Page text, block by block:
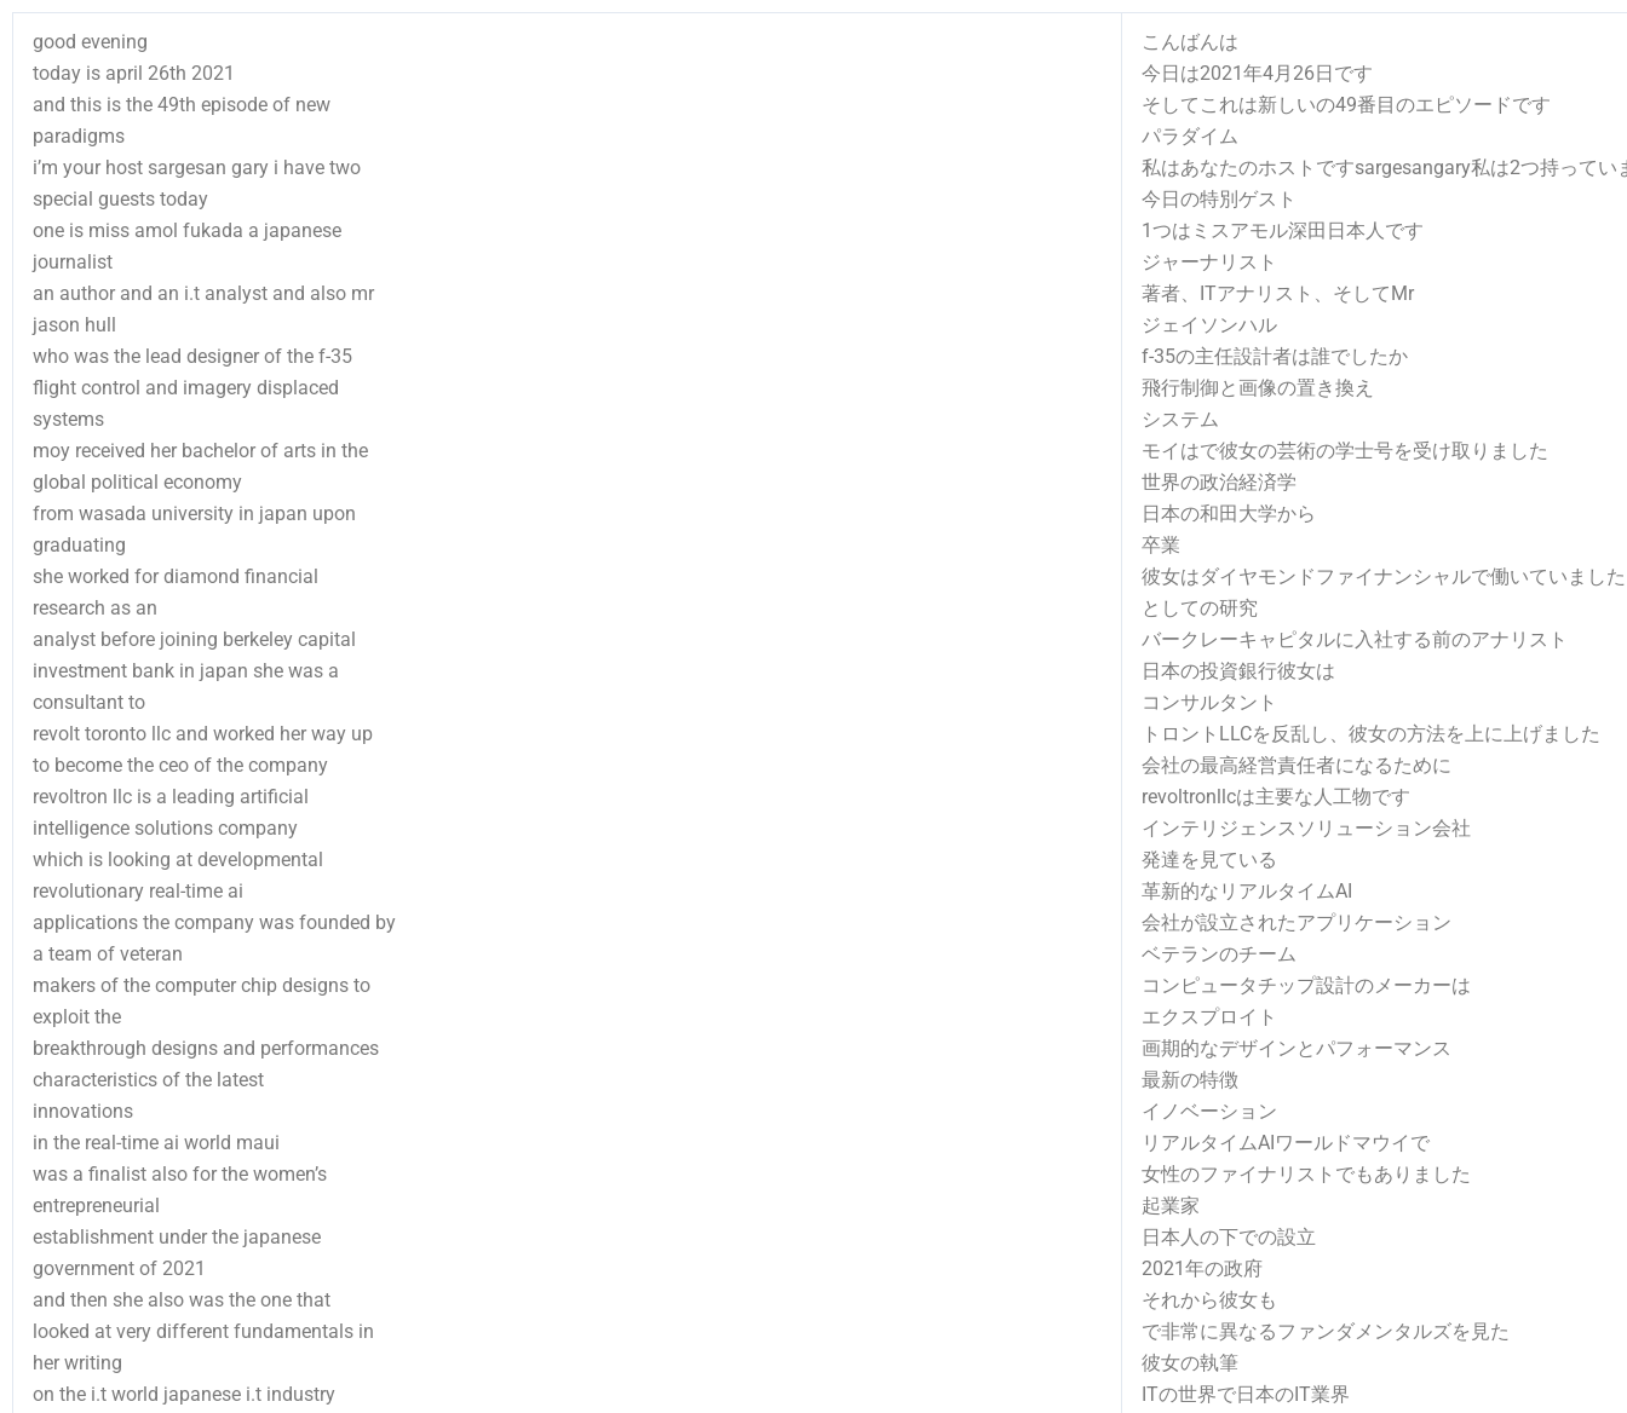
good evening
today is april 26th 2021
and this is the 49th episode of new
paradigms
i’m your host sargesan gary i have two
special guests today
one is miss amol fukada a japanese
journalist
an author and an i.t analyst and also mr
jason hull
who was the lead designer of the f-35
flight control and imagery displaced
systems
moy received her bachelor of arts in the
global political economy
from wasada university in japan upon
graduating
she worked for diamond financial
research as an
analyst before joining berkeley capital
investment bank in japan she was a
consultant to
revolt toronto llc and worked her way up
to become the ceo of the company
revoltron llc is a leading artificial
intelligence solutions company
which is looking at developmental
revolutionary real-time ai
applications the company was founded by
a team of veteran
makers of the computer chip designs to
exploit the
breakthrough designs and performances
characteristics of the latest
innovations
in the real-time ai world maui
was a finalist also for the women’s
entrepreneurial
establishment under the japanese
government of 2021
and then she also was the one that
looked at very different fundamentals in
her writing
on the i.t world japanese i.t industry
こんばんは
今日は2021年4月26日です
そしてこれは新しいの49番目のエピソードです
パラダイム
私はあなたのホストですsargesangary私は2つ持ってい
今日の特別ゲスト
1つはミスアモル深田日本人です
ジャーナリスト
著者、ITアナリスト、そしてMr
ジェイソンハル
f-35の主任設計者は誰でしたか
飛行制御と画像の置き換え
システム
モイはで彼女の芸術の学士号を受け取りました
世界の政治経済学
日本の和田大学から
卒業
彼女はダイヤモンドファイナンシャルで働いていました
としての研究
バークレーキャピタルに入社する前のアナリスト
日本の投資銀行彼女は
コンサルタント
トロントLLCを反乱し、彼女の方法を上に上げました
会社の最高経営責任者になるために
revoltronllcは主要な人工物です
インテリジェンスソリューション会社
発達を見ている
革新的なリアルタイムAI
会社が設立されたアプリケーション
ベテランのチーム
コンピュータチップ設計のメーカーは
エクスプロイト
画期的なデザインとパフォーマンス
最新の特徴
イノベーション
リアルタイムAIワールドマウイで
女性のファイナリストでもありました
起業家
日本人の下での設立
2021年の政府
それから彼女も
で非常に異なるファンダメンタルズを見た
彼女の執筆
ITの世界で日本のIT業界